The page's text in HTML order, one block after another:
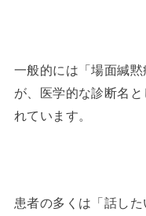
一般的には「場面緘
が、医学的な診断名
れています。
患者の多くは「話し